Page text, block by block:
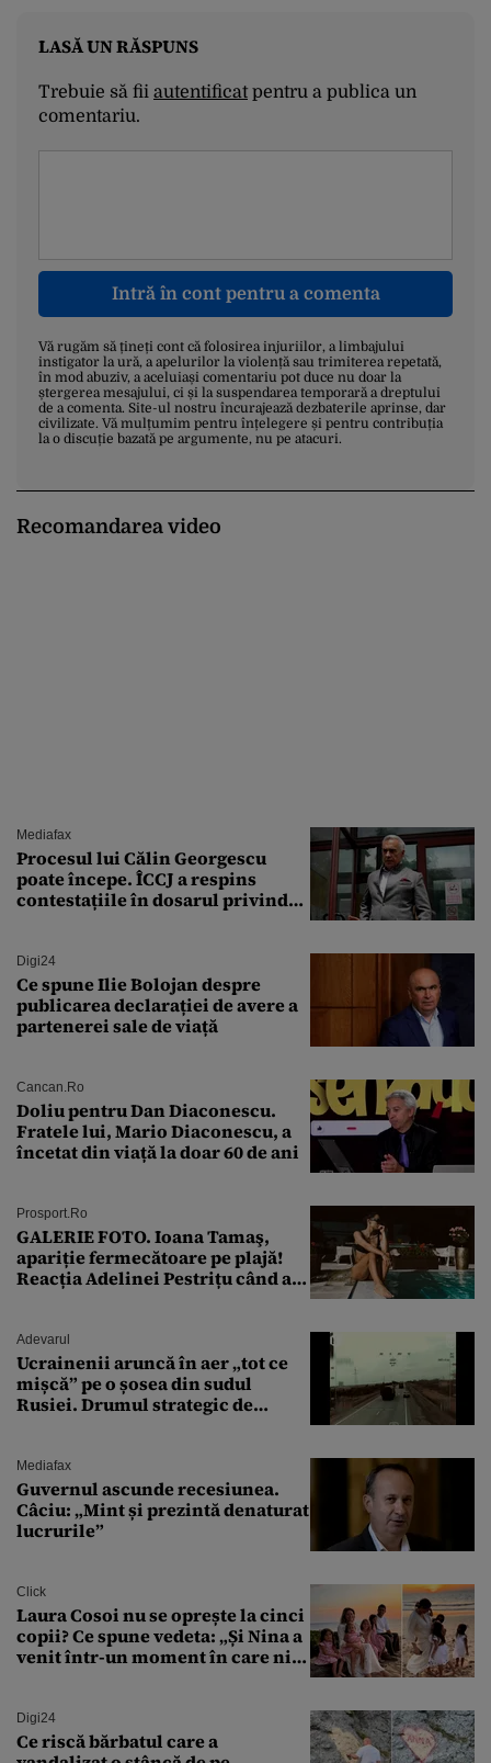
LASĂ UN RĂSPUNS
Trebuie să fii autentificatpentru a publica un
comentariu.
Intră în cont pentru a comenta
Vă rugăm să țineți cont că folosirea injuriilor, a limbajului
instigator la ură, a apelurilor la violență sau trimiterea repetată,
în mod abuziv, a aceluiași comentariu pot duce nu doar la
ștergerea mesajului, ci și la suspendarea temporară a dreptului
de a comenta. Site-ul nostru încurajează dezbaterile aprinse, dar
civilizate. Vă mulțumim pentru înțelegere și pentru contribuția
la o discuție bazată pe argumente, nu pe atacuri.
Recomandarea video
Mediafax
Procesul lui Călin Georgescu
poate începe. ÎCCJ a respins
contestațiile în dosarul privind
Digi24
Ce spune Ilie Bolojan despre
publicarea declarației de avere a
partenerei sale de viață
Cancan.ro
Doliu pentru Dan Diaconescu.
Fratele lui, Mario Diaconescu, a
încetat din viață la doar 60 de ani
Prosport.ro
GALERIE FOTO. Ioana Tamaş,
apariție fermecătoare pe plajă!
Reacția Adelinei Pestrițu când a
Adevarul
Ucrainenii aruncă în aer „tot ce
mișcă” pe o șosea din sudul
Rusiei. Drumul strategic de
Mediafax
Guvernul ascunde recesiunea.
Câciu: „Mint și prezintă denaturat
lucrurile”
Click
Laura Cosoi nu se oprește la cinci
copii? Ce spune vedeta: „Și Nina a
venit într-un moment în care nici
Digi24
Ce riscă bărbatul care a